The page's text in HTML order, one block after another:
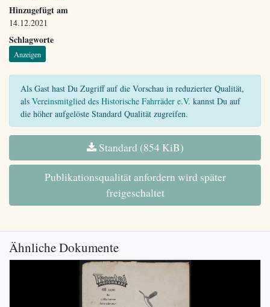
Hinzugefügt am
14.12.2021
Schlagworte
Anzeigen
Als Gast hast Du Zugriff auf die Vorschau in reduzierter Qualität,
als Vereinsmitglied des Historische Fahrräder e.V. kannst Du auf
die höher aufgelöste Standard Qualität zugreifen.
Standard (854 KiB)
Publikationsqualität anfordern wird später
freigeschaltet
Ähnliche Dokumente